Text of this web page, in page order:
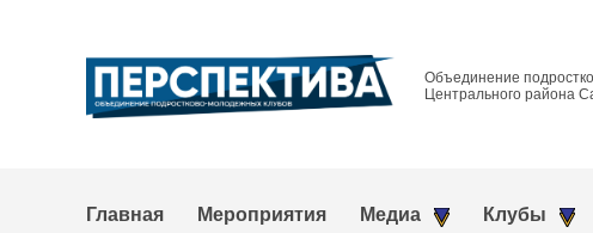
Объединение
Центрального района
Главная Мероприятия Медиа Клубы